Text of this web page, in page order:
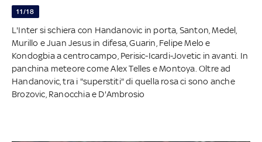
11/18
L'Inter si schiera con Handanovic in porta, Santon, Medel,
Murillo e Juan Jesus in difesa, Guarin, Felipe Melo e
Kondogbia a centrocampo, Perisic-Icardi-Jovetic in avanti. In
panchina meteore come Alex Telles e Montoya. Oltre ad
Handanovic, tra i "superstiti" di quella rosa ci sono anche
Brozovic, Ranocchia e D'Ambrosio